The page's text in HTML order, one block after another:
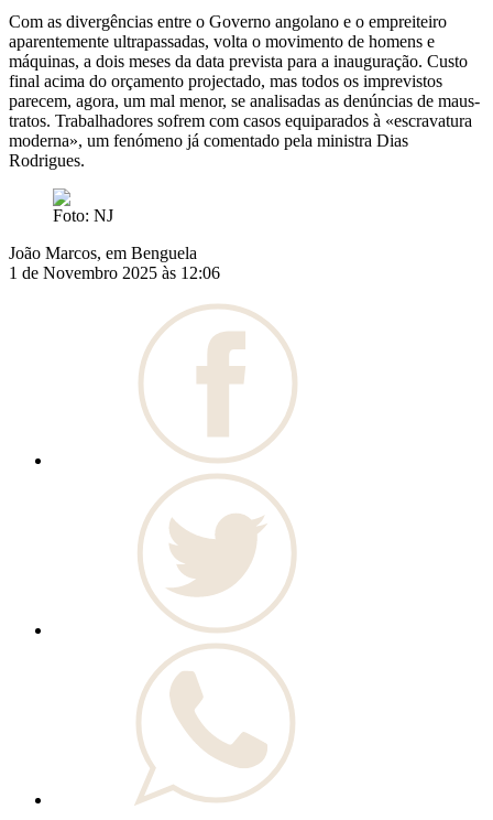
Com as divergências entre o Governo angolano e o empreiteiro
aparentemente ultrapassadas, volta o movimento de homens e
máquinas, a dois meses da data prevista para a inauguração. Custo
final acima do orçamento projectado, mas todos os imprevistos
parecem, agora, um mal menor, se analisadas as denúncias de maus-
tratos. Trabalhadores sofrem com casos equiparados à «escravatura
moderna», um fenómeno já comentado pela ministra Dias
Rodrigues.​
Foto: NJ
João Marcos, em Benguela
1 de Novembro 2025 às 12:06